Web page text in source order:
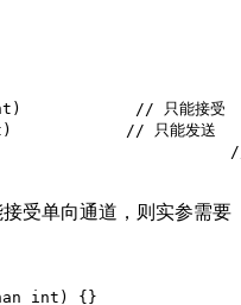
) // 只能接受
) // 只能发送
chout
受单向通道，则实参需要
int ) {}